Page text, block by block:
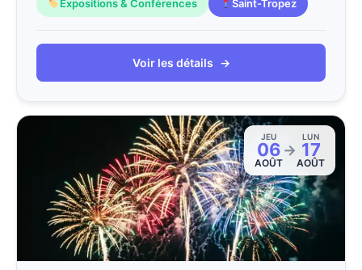
Expositions & Conférences Saint-Tropez
Voir les détails →
JEU
06
AOÛT
→
LUN
17
AOÛT